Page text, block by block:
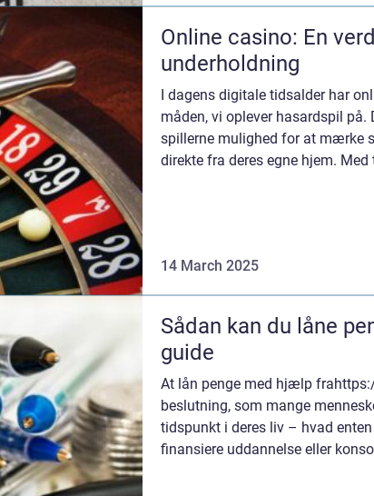
Online casino: En
underholdning
I dagens digitale tidsalder har
måden, vi oplever hasardspil på.
spillerne mulighed for at mærke
direkte fra deres egne hjem.
14 March 2025
Sådan kan du låne
guide
At lån penge med hjælp
beslutning, som mange
tidspunkt i deres liv – hvad
finansiere uddannelse eller